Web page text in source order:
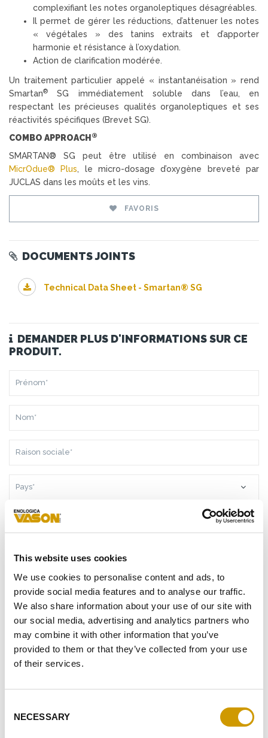
This website uses cookies
We use cookies to personalise content and ads, to
provide social media features and to analyse our traffic.
We also share information about your use of our site with
our social media, advertising and analytics partners who
may combine it with other information that you’ve
provided to them or that they’ve collected from your use
of their services.
Selection
NECESSARY
complexifiant les notes organoleptiques désagréables.
Il permet de gérer les réductions, d’attenuer les notes
« végétales » des tanins extraits et d’apporter
harmonie et résistance à l’oxydation.
Action de clarification modérée.
Un traitement particulier appelé « instantanéisation » rend
Smartan®
SG immédiatement soluble dans l’eau, en
respectant les précieuses qualités organoleptiques et ses
réactivités spécifiques (Brevet SG).
COMBO APPROACH ®
SMARTAN® SG peut être utilisé en combinaison avec
MicrOdue® Plus, le micro-dosage d’oxygène breveté par
JUCLAS dans les moûts et les vins.
FAVORIS
DOCUMENTS JOINTS
Technical Data Sheet - Smartan® SG
DEMANDER PLUS D'INFORMATIONS SUR CE
PRODUIT.
SOCIALE*
TÉLÉPHONE
MAIL*
SUITE AUX
NEWSLETTER